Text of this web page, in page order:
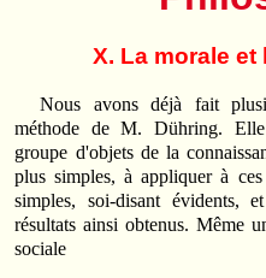
X. La morale et
Nous avons déjà fait
méthode de M. Dühring. Elle
groupe d'objets de la
plus simples, à appliquer à
simples, soi-disant évidents,
résultats ainsi obtenus. Même
sociale